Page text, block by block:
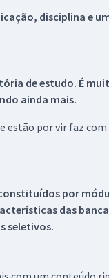
disciplina e
de estudo. É
ainda mais.
estão por vir faz com
por
das
seletivos.